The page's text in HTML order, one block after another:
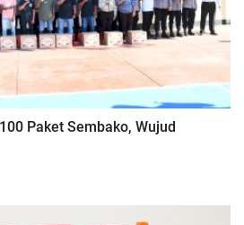
Paket Sembako, Wujud